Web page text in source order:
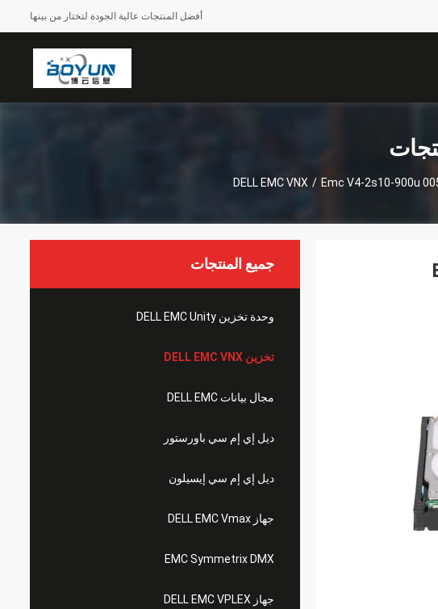
أفضل المنتجات عالية الجودة لتختار من بينها
/ Emc V4-2s10-900u
جميع المنتجات
وحدة تخزين DELL EMC Unity
تخزين DELL EMC VNX
مجال بيانات DELL EMC
ديل إي إم سي باورستور
ديل إي إم سي إيسيلون
جهاز DELL EMC Vmax
EMC Symmetrix DMX
جهاز DELL EMC VPLEX